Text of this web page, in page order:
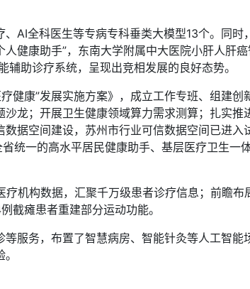
全科医生等专病专科垂类大模型13个。同时
健康助手”，东南大学附属中大医院小肝人肝
助诊疗系统，呈现出竞相发展的良好态势。
康”发展实施方案》，成立工作专班、组建创
龙；开展卫生健康领域算力需求测算；扎实推
据空间建设，苏州市行业可信数据空间已进入
统一的高水平居民健康助手、基层医疗卫生一
构数据，汇聚千万级患者诊疗信息；前瞻布
截瘫患者重建部分运动功能。
务，布置了智慧病房、智能针灸等人工智能